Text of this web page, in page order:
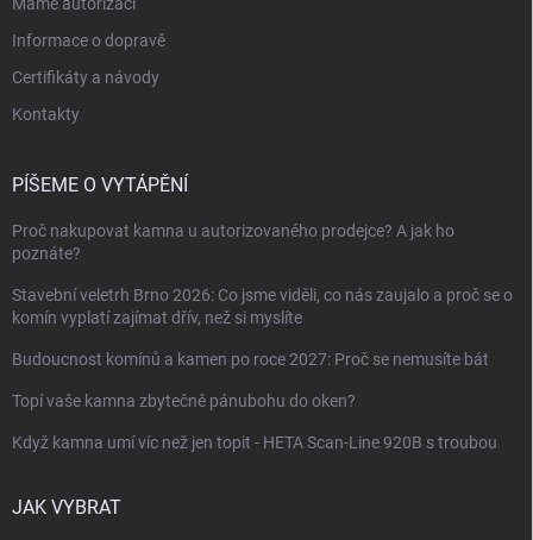
Máme autorizaci
Informace o dopravě
Certifikáty a návody
Kontakty
PÍŠEME O VYTÁPĚNÍ
Proč nakupovat kamna u autorizovaného prodejce? A jak ho
poznáte?
Stavební veletrh Brno 2026: Co jsme viděli, co nás zaujalo a proč se o
komín vyplatí zajímat dřív, než si myslíte
Budoucnost komínů a kamen po roce 2027: Proč se nemusíte bát
Topí vaše kamna zbytečně pánubohu do oken?
Když kamna umí víc než jen topit - HETA Scan-Line 920B s troubou
JAK VYBRAT